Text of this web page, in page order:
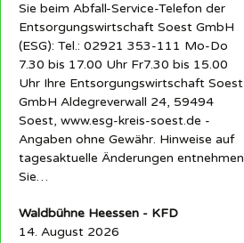
Sie beim Abfall-Service-Telefon der
Entsorgungswirtschaft Soest GmbH
(ESG): Tel.: 02921 353-111 Mo-Do
7.30 bis 17.00 Uhr Fr7.30 bis 15.00
Uhr Ihre Entsorgungswirtschaft Soest
GmbH Aldegreverwall 24, 59494
Soest, www.esg-kreis-soest.de -
Angaben ohne Gewähr. Hinweise auf
tagesaktuelle Änderungen entnehmen
Sie…
Waldbühne Heessen - KFD
14. August 2026